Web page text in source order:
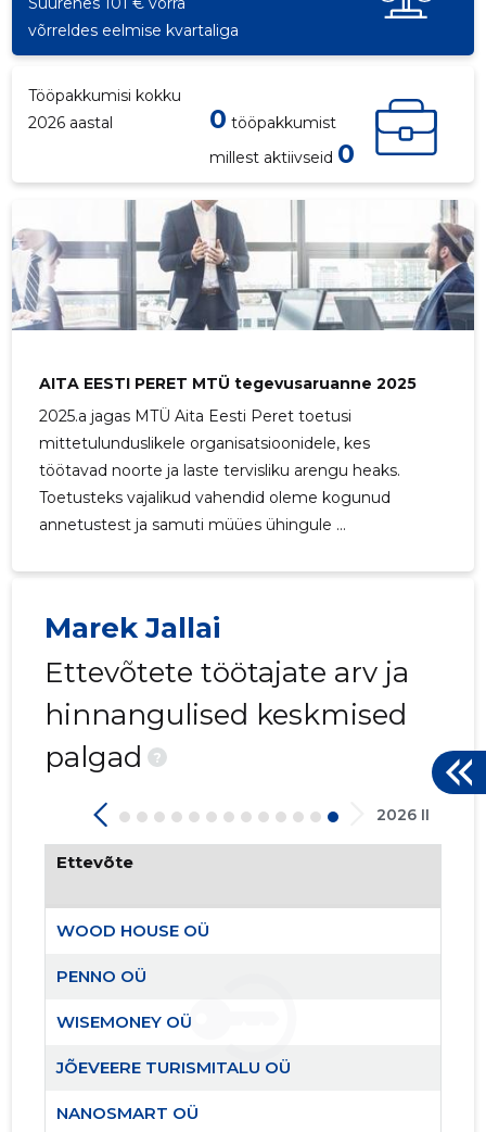
võrreldes eelmise kvartaliga
Tööpakkumisi kokku
2026 aastal
0 tööpakkumist
millest aktiivseid 0
AITA EESTI PERET MTÜ tegevusaruanne 2025
2025.a jagas MTÜ Aita Eesti Peret toetusi
mittetulunduslikele organisatsioonidele, kes
töötavad noorte ja laste tervisliku arengu heaks.
Toetusteks vajalikud vahendid oleme kogunud
annetustest ja samuti müües ühingule ...
Marek Jallai
Ettevõtete töötajate arv ja
hinnangulised keskmised
palgad
?
2026 II
Ettevõte
WOOD HOUSE OÜ
PENNO OÜ
WISEMONEY OÜ
JÕEVEERE TURISMITALU OÜ
NANOSMART OÜ